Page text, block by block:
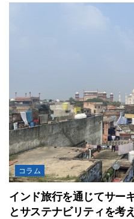
コラム
インド旅行を通じてサー
とサステナビリティを考